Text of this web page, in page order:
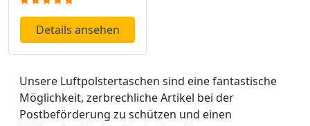
Details ansehen
Unsere Luftpolstertaschen sind eine fantastische
Möglichkeit, zerbrechliche Artikel bei der
Postbeförderung zu schützen und einen